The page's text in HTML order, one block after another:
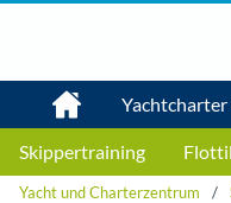
Yachtcharter
Skippertraining
Yacht und Charterzentrum